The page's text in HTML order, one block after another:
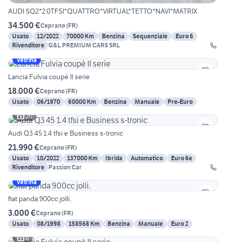
AUDI SQ2*2.0TFSI*QUATTRO*VIRTUAL*TETTO*NAVI*MATRIX
34.500 €Ceprano(FR)
Usato
12/2022 70000 Km Benzina Sequenziale
Euro 6
Rivenditore G&L PREMIUM CARS SRL
Vetrina
Lancia Fulvia coupè II serie
18.000 €Ceprano(FR)
Usato
06/1970 60000 Km Benzina Manuale
Pre-Euro
20
Audi Q3 45 1.4 tfsi e Business s-tronic
21.990 €Ceprano(FR)
Usato
10/2022 137000 Km Ibrida Automatico
Euro 6e
Rivenditore Passion Car
Vetrina
fiat panda 900cc jolli.
3.000 €Ceprano(FR)
Usato
08/1998 158568 Km Benzina Manuale
Euro 2
6